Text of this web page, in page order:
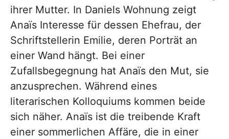
ihrer Mutter. In Daniels Wohnung zeigt
Anaïs Interesse für dessen Ehefrau, der
Schriftstellerin Emilie, deren Porträt an
einer Wand hängt. Bei einer
Zufallsbegegnung hat Anaïs den Mut, sie
anzusprechen. Während eines
literarischen Kolloquiums kommen beide
sich näher. Anaïs ist die treibende Kraft
einer sommerlichen Affäre, die in einer